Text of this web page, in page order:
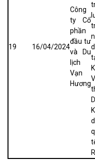
19 16/04/2024
Công
ty Cổ
phần
đầu tư
và Du
lịch
Vạn
Hương